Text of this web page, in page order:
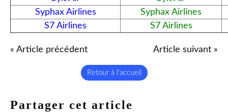
Syphax Airlines
Syphax Airlines
S7 Airlines
S7 Airlines
« Article précédent Article suivant »
Retour à l'accueil
Partager cet article